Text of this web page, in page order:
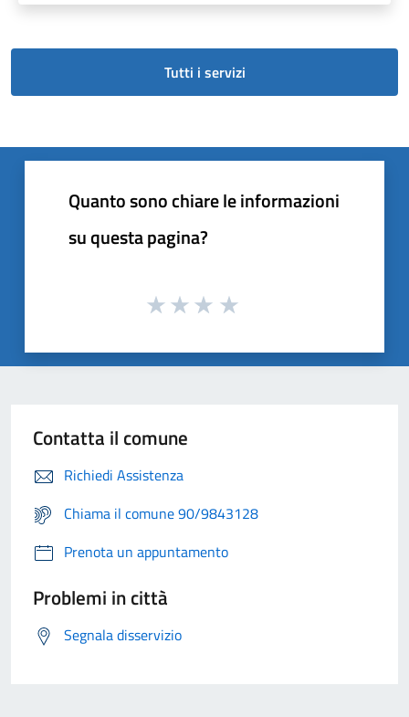
Tutti i servizi
Quanto sono chiare le informazioni
su questa pagina?
Contatta il comune
Richiedi Assistenza
Chiama il comune 90/9843128
Prenota un appuntamento
Problemi in città
Segnala disservizio